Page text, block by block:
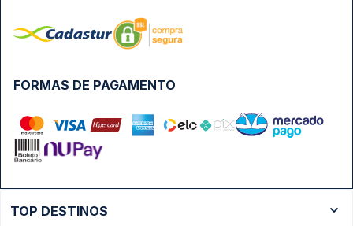
FORMAS DE PAGAMENTO
TOP DESTINOS